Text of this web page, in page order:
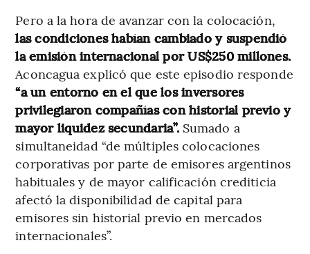
Pero a la hora de avanzar con la colocación,
las condiciones habían cambiado y suspendió
la emisión internacional por US$250 millones.
Aconcagua explicó que este episodio responde
“a un entorno en el que los inversores
privilegiaron compañías con historial previo y
mayor liquidez secundaria”.Sumado a
simultaneidad “de múltiples colocaciones
corporativas por parte de emisores argentinos
habituales y de mayor calificación crediticia
afectó la disponibilidad de capital para
emisores sin historial previo en mercados
internacionales”.